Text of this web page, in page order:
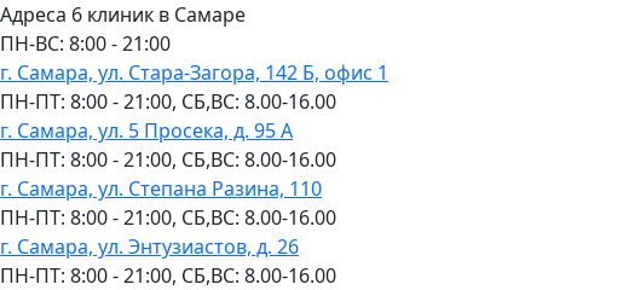
Адреса 6 клиник в Самаре
ПН-ВC: 8:00 - 21:00
г. Самара, ул. Стара-Загора, 142 Б, офис 1
ПН-ПТ: 8:00 - 21:00, СБ,ВС: 8.00-16.00
г. Самара, ул. 5 Просека, д. 95 А
ПН-ПТ: 8:00 - 21:00, СБ,ВС: 8.00-16.00
г. Самара, ул. Степана Разина, 110
ПН-ПТ: 8:00 - 21:00, СБ,ВС: 8.00-16.00
г. Самара, ул. Энтузиастов, д. 26
ПН-ПТ: 8:00 - 21:00, СБ,ВС: 8.00-16.00